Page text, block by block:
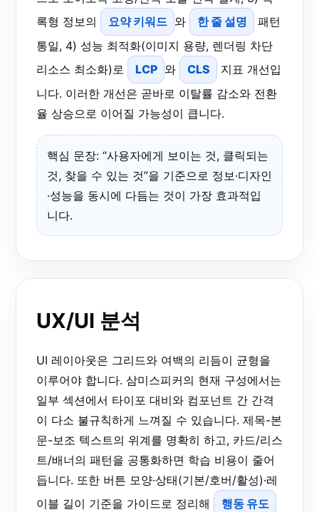
록형 정보의
요약 키워드 와 한 줄 설명
패턴
통일, 4) 성능 최적화(이미지 용량, 렌더링 차단
리소스 최소화)로
LCP 와 CLS
지표 개선입
니다. 이러한 개선은 곧바로 이탈률 감소와 전환
율 상승으로 이어질 가능성이 큽니다.
핵심 문장: “사용자에게 보이는 것, 클릭되는
것, 찾을 수 있는 것”을 기준으로 정보·디자인
·성능을 동시에 다듬는 것이 가장 효과적입
니다.
UX/UI 분석
UI 레이아웃은 그리드와 여백의 리듬이 균형을
이루어야 합니다. 삼미스피커의 현재 구성에서는
일부 섹션에서 타이포 대비와 컴포넌트 간 간격
이 다소 불규칙하게 느껴질 수 있습니다. 제목-본
문-보조 텍스트의 위계를 명확히 하고, 카드/리스
트/배너의 패턴을 공통화하면 학습 비용이 줄어
듭니다. 또한 버튼 모양·상태(기본/호버/활성)·레
이블 길이 기준을 가이드로 정리해
행동 유도